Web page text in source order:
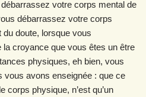
votre corps mental de
débarrassez votre corps
doute, lorsque vous
croyance que vous êtes un être
physiques, eh bien, vous
vous avons enseignée : que ce
corps physique, n’est qu’un